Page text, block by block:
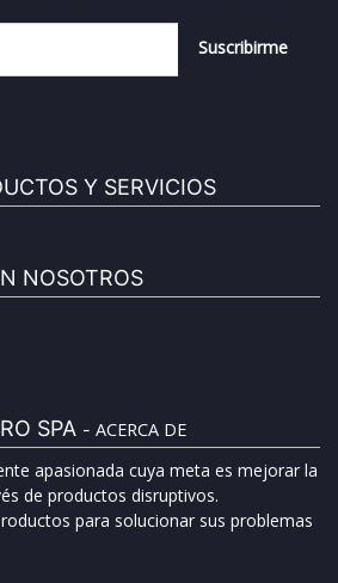
Suscribirme
Y SERVICIOS
NOSOTROS
SPA - ACERCA DE
apasionada cuya meta es mejorar la
de productos disruptivos.
para solucionar sus problemas